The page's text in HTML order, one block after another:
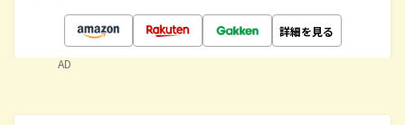
詳細を見る
AD